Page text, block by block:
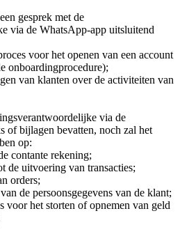
gesprek met de
via de WhatsApp-app uitsluitend
voor het openen van een account
onboardingprocedure);
van klanten over de activiteiten van
via de
of bijlagen bevatten, noch zal het
op:
contante rekening;
de uitvoering van transacties;
orders;
de persoonsgegevens van de klant;
voor het storten of opnemen van geld